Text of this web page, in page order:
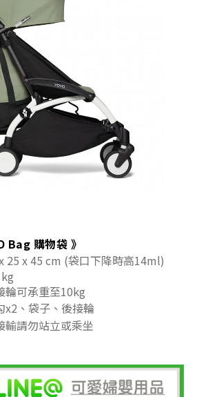
Bag 購物袋 》
25 x 45 cm (袋口下降時高14ml)
輪可承重至10kg
x2、袋子、後接輪
輸請勿站立或乘坐